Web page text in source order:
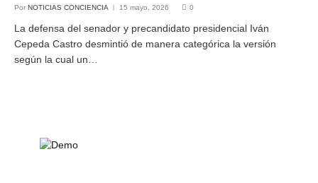
Por NOTICIAS CONCIENCIA 15 mayo, 2026 0
La defensa del senador y precandidato presidencial Iván
Cepeda Castro desmintió de manera categórica la versión
según la cual un…